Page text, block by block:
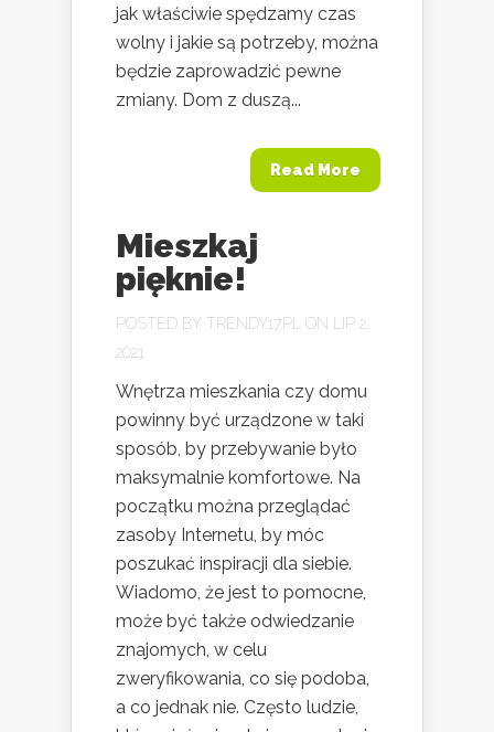
jak właściwie spędzamy czas
wolny i jakie są potrzeby, można
będzie zaprowadzić pewne
zmiany. Dom z duszą...
Read More
Mieszkaj
pięknie!
POSTED BY TRENDY17.PL ON LIP 2,
2021
Wnętrza mieszkania czy domu
powinny być urządzone w taki
sposób, by przebywanie było
maksymalnie komfortowe. Na
początku można przeglądać
zasoby Internetu, by móc
poszukać inspiracji dla siebie.
Wiadomo, że jest to pomocne,
może być także odwiedzanie
znajomych, w celu
zweryfikowania, co się podoba,
a co jednak nie. Często ludzie,